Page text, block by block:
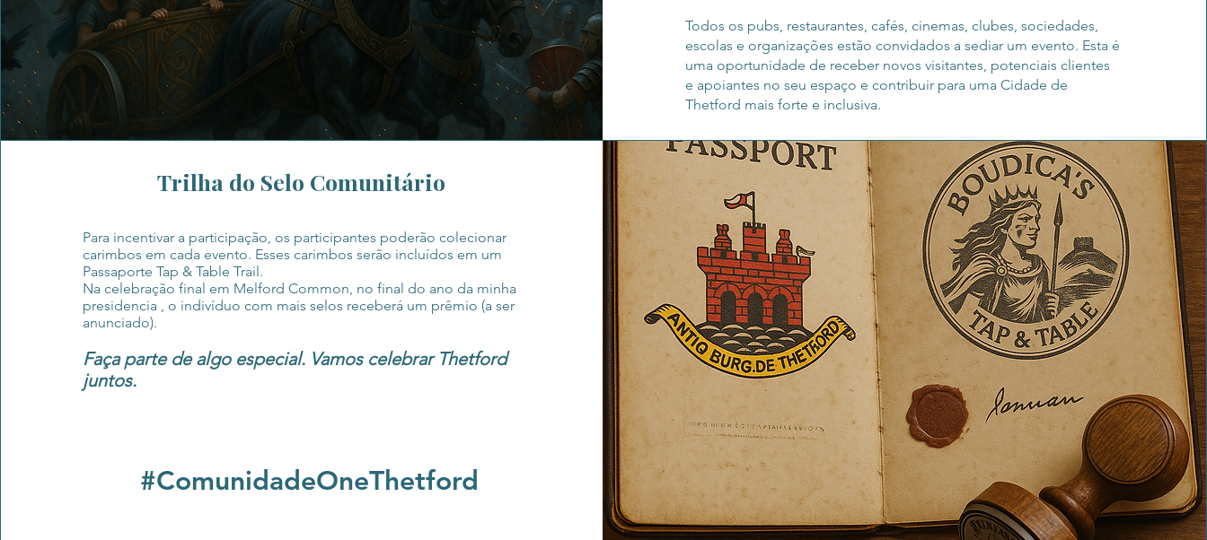
Todos os pubs, restaurantes, cafés, cinemas, clubes, sociedades,
escolas e organizações estão convidados a sediar um evento. Esta é
uma oportunidade de receber novos visitantes, potenciais clientes
e apoiantes no seu espaço e contribuir para uma Cidade de
Thetford mais forte e inclusiva.
Trilha do Selo Comunitário
Para incentivar a participação, os participantes poderão colecionar
carimbos em cada evento. Esses carimbos serão incluídos em um
Passaporte Tap & Table Trail.
Na celebração final em Melford Common, no final do ano da minha
presidencia , o indivíduo com mais selos receberá um prêmio (a ser
anunciado).
Faça parte de algo especial. Vamos celebrar Thetford
juntos.
#ComunidadeOneThetford